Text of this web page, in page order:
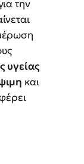
την
υγείας
και